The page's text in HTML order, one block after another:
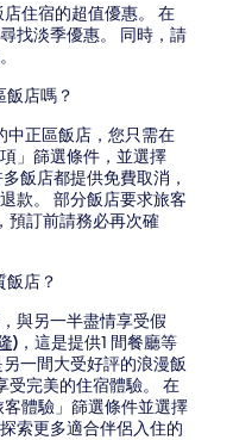
住宿的超值優惠。 在
找淡季優惠。 同時，請
店嗎？
中正區飯店，您只需在
」篩選條件，並選擇
飯店都提供免費取消，
款。 部分飯店要求旅客
預訂前請務必再次確
店？
與另一半盡情享受假
) ，這是提供1 間餐廳等
一間大受好評的浪漫飯
受完美的住宿體驗。 在
體驗」篩選條件並選擇
索更多適合伴侶入住的